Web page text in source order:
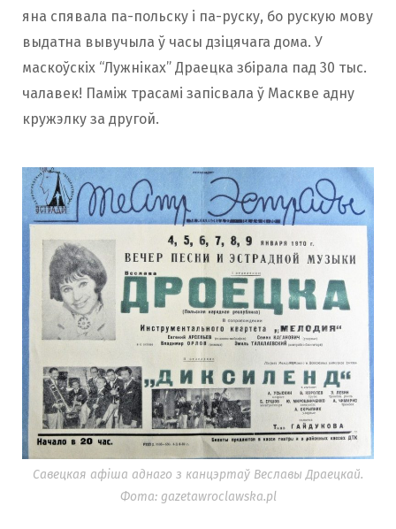
яна спявала па-польску і па-руску, бо рускую мову
выдатна вывучыла ў часы дзіцячага дома. У
маскоўскіх “Лужніках” Драецка збірала пад 30 тыс.
чалавек! Паміж трасамі запісвала ў Маскве адну
кружэлку за другой.
Савецкая афіша аднаго з канцэртаў Веславы Драецкай.
Фота: gazetawroclawska.pl